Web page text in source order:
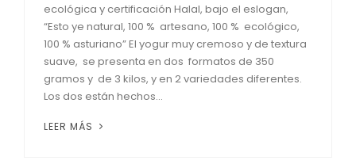
ecológica y certificación Halal, bajo el eslogan,
“Esto ye natural, 100 % artesano, 100 % ecológico,
100 % asturiano” El yogur muy cremoso y de textura
suave, se presenta en dos formatos de 350
gramos y de 3 kilos, y en 2 variedades diferentes.
Los dos están hechos...
LEER MÁS